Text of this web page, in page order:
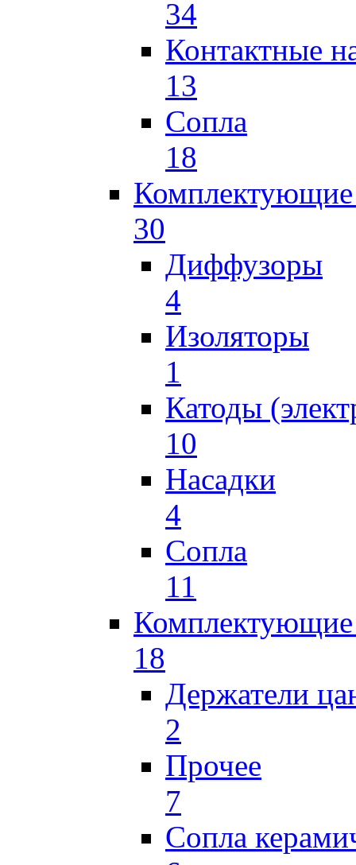
34
Контактные
13
Сопла
18
Комплектующие
30
Диффузоры
4
Изоляторы
1
Катоды
10
Насадки
4
Сопла
11
18
Держатели
2
Прочее
7
Сопла